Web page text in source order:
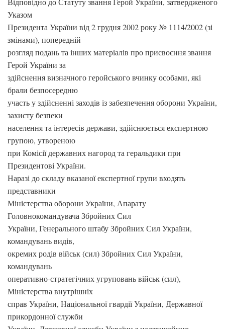
Указом
Президента України від 2 грудня 2002 року № 1114/2002 (зі
змінами), попередній
розгляд подань та інших матеріалів про присвоєння звання
Герой України за
здійснення визначного геройського вчинку особами, які
брали безпосередню
участь у здійсненні заходів із забезпечення оборони України,
захисту безпеки
населення та інтересів держави, здійснюється експертною
групою, утвореною
при Комісії державних нагород та геральдики при
Президентові України.
Наразі до складу вказаної експертної групи входять
представники
Міністерства оборони України, Апарату
Головнокомандувача Збройних Сил
України, Генерального штабу Збройних Сил України,
командувань видів,
окремих родів військ (сил) Збройних Сил України,
командувань
оперативно-стратегічних угруповань військ (сил),
Міністерства внутрішніх
справ України, Національної гвардії України, Державної
прикордонної служби